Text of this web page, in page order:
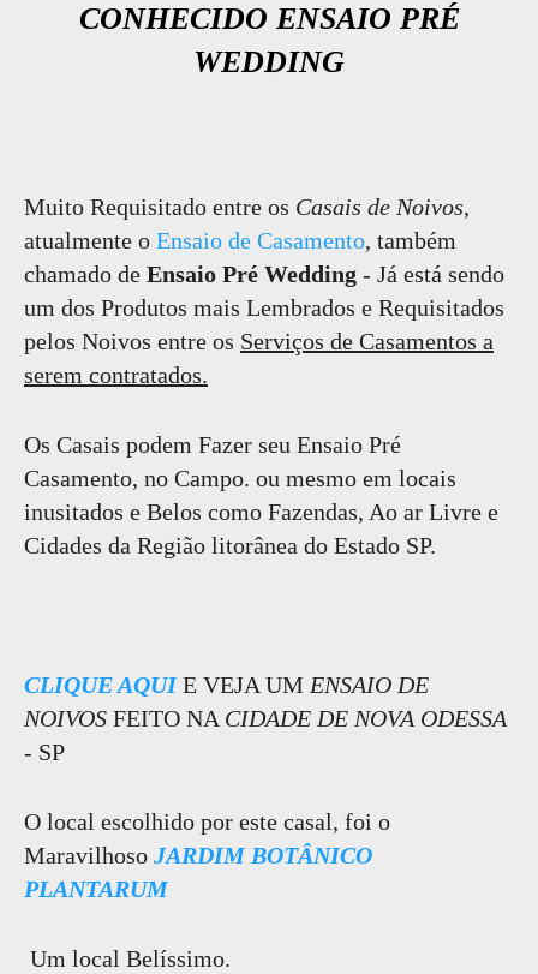
CONHECIDO ENSAIO PRÉ
WEDDING
Muito Requisitado entre os Casais de Noivos,
atualmente o Ensaio de Casamento, também
chamado de Ensaio Pré Wedding - Já está sendo
um dos Produtos mais Lembrados e Requisitados
pelos Noivos entre os Serviços de Casamentos a
serem contratados.
Os Casais podem Fazer seu Ensaio Pré
Casamento, no Campo. ou mesmo em locais
inusitados e Belos como Fazendas, Ao ar Livre e
Cidades da Região litorânea do Estado SP.
CLIQUE AQUIE VEJA UM ENSAIO DE
NOIVOS FEITO NA CIDADE DE NOVA ODESSA
- SP
O local escolhido por este casal, foi o
Maravilhoso JARDIM BOTÂNICO
PLANTARUM
Um local Belíssimo.